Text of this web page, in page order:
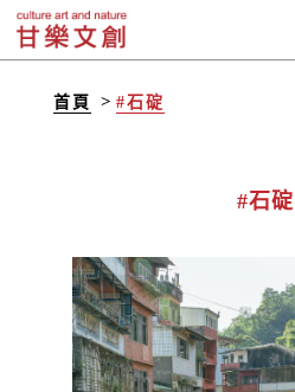
首頁 #石碇
#石碇